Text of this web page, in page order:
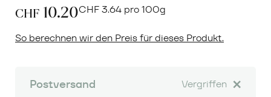
CHF 10.20CHF3.64 pro 100g
So berechnen wir den Preis für dieses Produkt.
Postversand Vergriffen